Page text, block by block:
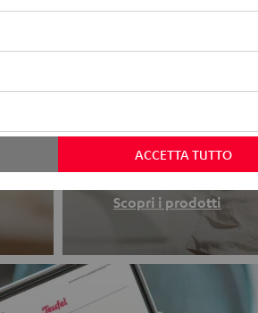
Innamorati al
Scopri i prodotti
ACCETTA TUTTO